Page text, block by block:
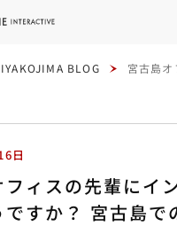
BLOG 宮古島
日
ィスの先輩にイ
ですか？ 宮古島で